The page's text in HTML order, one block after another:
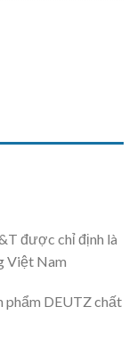
được chỉ định là
Việt Nam
phẩm DEUTZ chất